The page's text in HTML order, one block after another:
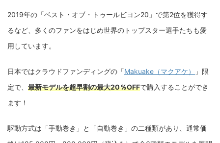
2019年の「ベスト・オブ・トゥールビヨン20」で第2位を獲得す
るなど、多くのファンをはじめ世界のトップスター選手たちも愛
用しています。
日本ではクラウドファンディングの「Makuake（マクアケ）
」限
定で、 最新モデルを超早割の最大20％OFFで購入することができ
ます！
駆動方式は「手動巻き」と「自動巻き」の二種類があり、通常価